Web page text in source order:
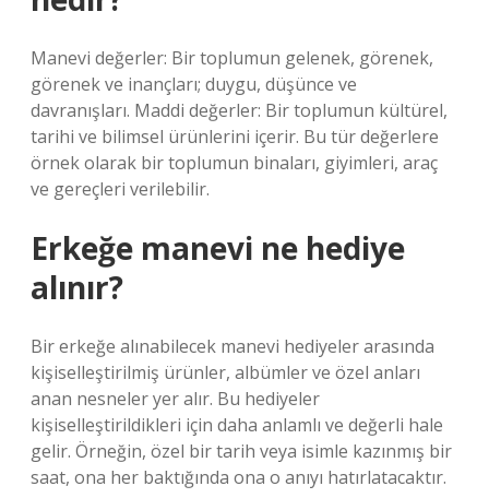
Manevi değerler: Bir toplumun gelenek, görenek,
görenek ve inançları; duygu, düşünce ve
davranışları. Maddi değerler: Bir toplumun kültürel,
tarihi ve bilimsel ürünlerini içerir. Bu tür değerlere
örnek olarak bir toplumun binaları, giyimleri, araç
ve gereçleri verilebilir.
Erkeğe manevi ne hediye
alınır?
Bir erkeğe alınabilecek manevi hediyeler arasında
kişiselleştirilmiş ürünler, albümler ve özel anları
anan nesneler yer alır. Bu hediyeler
kişiselleştirildikleri için daha anlamlı ve değerli hale
gelir. Örneğin, özel bir tarih veya isimle kazınmış bir
saat, ona her baktığında ona o anıyı hatırlatacaktır.